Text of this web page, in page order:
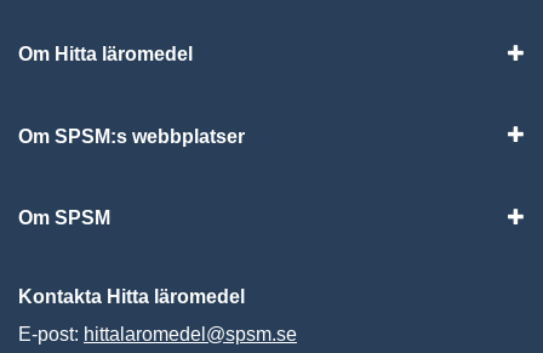
Om Hitta läromedel
Om SPSM:s webbplatser
Om SPSM
Kontakta Hitta läromedel
E-post: hittalaromedel@spsm.se